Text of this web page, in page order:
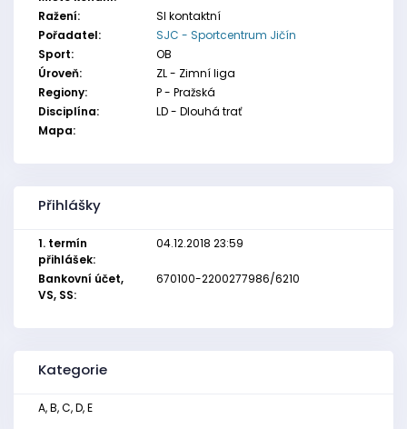
Ražení:
SI kontaktní
Pořadatel:
SJC - Sportcentrum Jičín
Sport:
OB
Úroveň:
ZL - Zimní liga
Regiony:
P - Pražská
Disciplína:
LD - Dlouhá trať
Mapa:
Přihlášky
1. termín
přihlášek:
04.12.2018 23:59
Bankovní účet,
VS, SS:
670100-2200277986/6210
Kategorie
A, B, C, D, E